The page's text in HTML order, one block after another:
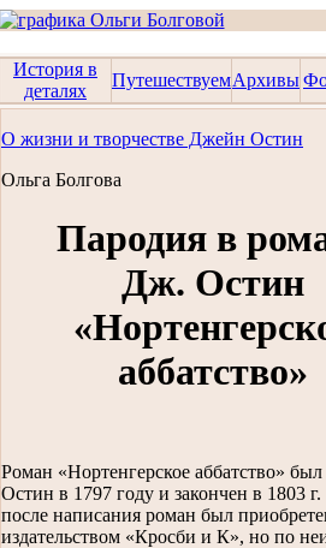
История в
деталях
ПутешествуемАрхивы
О жизни и творчестве Джейн Остин
Ольга Болгова
Пародия в
Дж. Остин
аббатство»
Роман «Нортенгерское аббатство» был
Остин в 1797 году и закончен в 1803 г.
после написания роман был
издательством «Кросби и К», но по